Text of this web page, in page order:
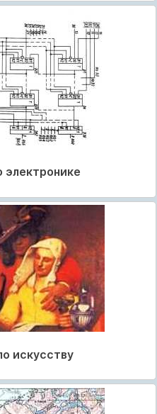
электронике
искусству